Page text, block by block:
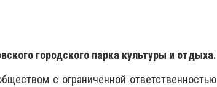
городского парка культуры и отдыха.
с ограниченной ответственностью